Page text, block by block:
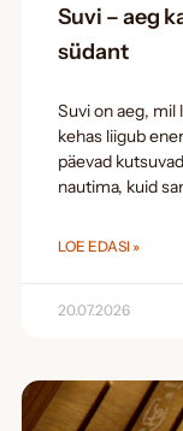
Suvi – aeg
südant
Suvi on aeg, mil
kehas liigub
päevad
nautima, kuid
LOE EDASI »
20.07.2026